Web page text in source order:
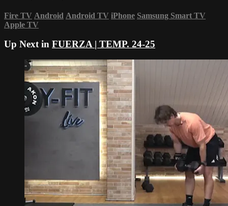
Fire TV Android Android TV iPhone Samsung Smart TV
Apple TV
Up Next in FUERZA | TEMP. 24-25